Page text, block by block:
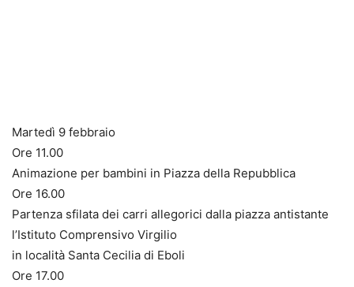
Martedì 9 febbraio
Ore 11.00
Animazione per bambini in Piazza della Repubblica
Ore 16.00
Partenza sfilata dei carri allegorici dalla piazza antistante
l’Istituto Comprensivo Virgilio
in località Santa Cecilia di Eboli
Ore 17.00